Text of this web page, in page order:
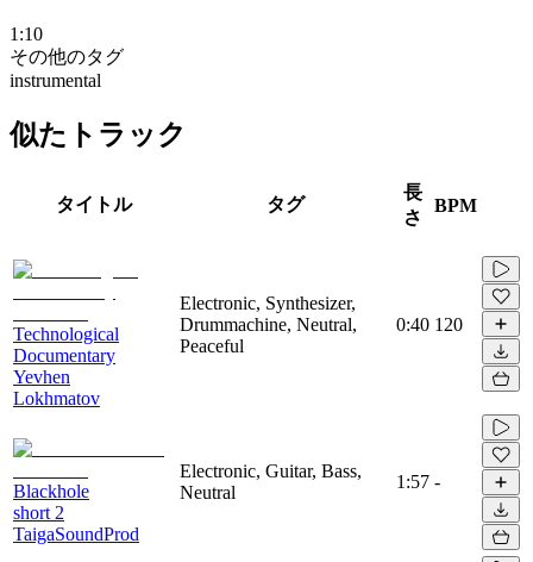
1:10
その他のタグ
instrumental
似たトラック
タイトル タグ
長
さ
BPM
Technological
Documentary
Yevhen
Lokhmatov
Electronic, Synthesizer,
Drummachine, Neutral,
Peaceful
0:40 120
Blackhole
short 2
TaigaSoundProd
Electronic, Guitar, Bass,
Neutral
1:57 -